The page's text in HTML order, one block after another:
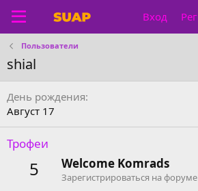
Вход
Пользователи
shial
День рождения
Август 17
Трофеи
5 Welcome Komrads
Зарегистрироваться на форуме